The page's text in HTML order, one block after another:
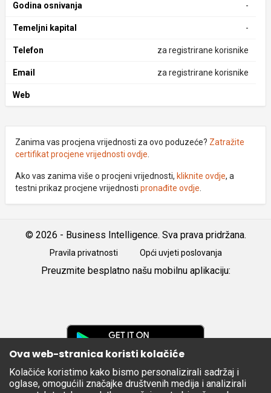
Godina osnivanja -
Temeljni kapital -
Telefon za registrirane korisnike
Email za registrirane korisnike
Web
Zanima vas procjena vrijednosti za ovo poduzeće? Zatražite
certifikat procjene vrijednosti ovdje
Ako vas zanima više o procjeni vrijednosti, kliknite ovdje, a
testni prikaz procjene vrijednosti pronađite ovdje
© 2026 - Business Intelligence. Sva prava pridržana.
Pravila privatnosti Opći uvjeti poslovanja
Preuzmite besplatno našu mobilnu aplikaciju:
Apple
Store
Ova web-stranica koristi kolačiće
Kolačiće koristimo kako bismo personalizirali sadržaj i
oglase, omogućili značajke društvenih medija i analizirali